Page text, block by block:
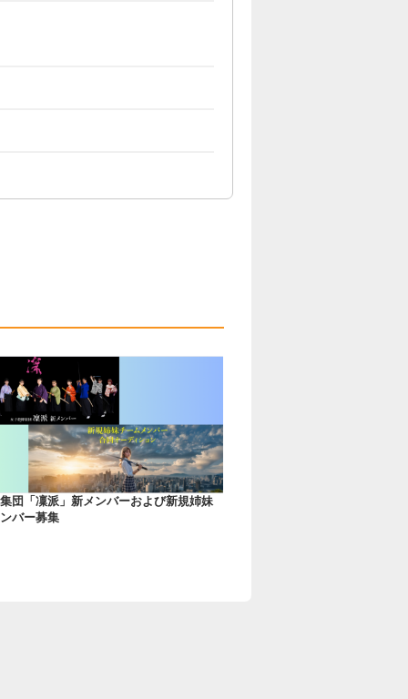
団「凜派」新メンバーおよび新規姉妹
バー募集